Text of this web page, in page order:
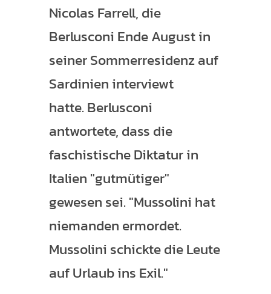
Nicolas Farrell, die
Berlusconi Ende August in
seiner Sommerresidenz auf
Sardinien interviewt
hatte. Berlusconi
antwortete, dass die
faschistische Diktatur in
Italien "gutmütiger"
gewesen sei. "Mussolini hat
niemanden ermordet.
Mussolini schickte die Leute
auf Urlaub ins Exil."